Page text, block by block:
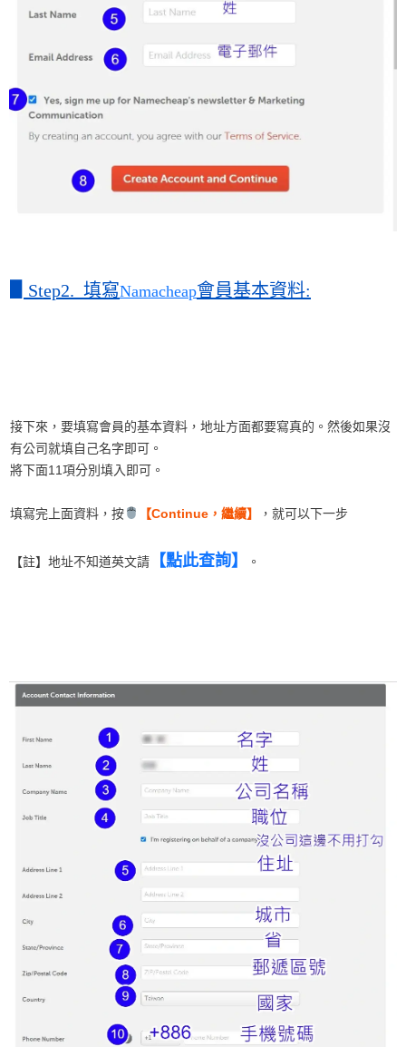
Step2. 填寫Namacheap會員基本資料:
接下來，要填寫會員的基本資料，地址方面都要寫真的。然後如果沒
有公司就填自己名字即可。
將下面11項分別填入即可。
填寫完上面資料，按 【Continue，繼續】 ，就可以下一步
【註】地址不知道英文請 【點此查詢】 。